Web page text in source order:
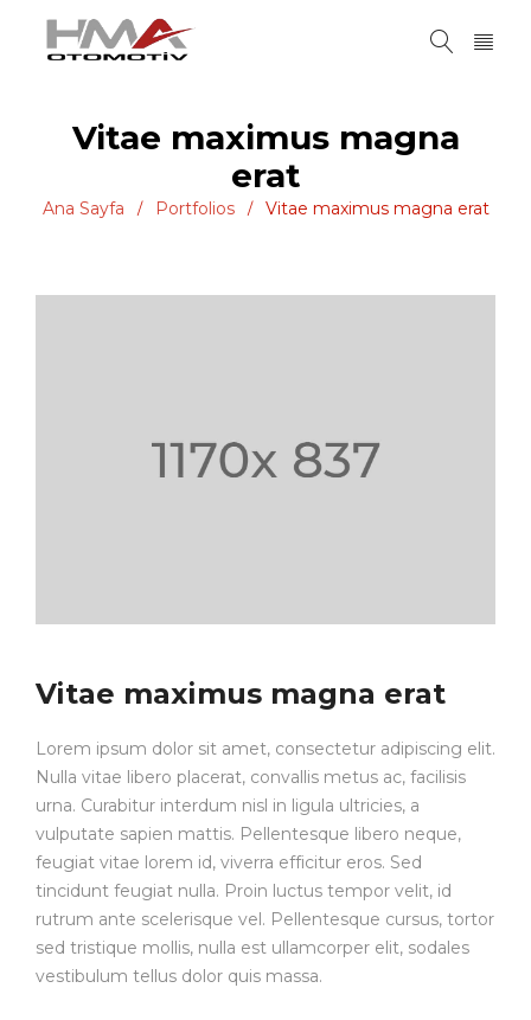
Vitae maximus magna
erat
Ana Sayfa / Portfolios / Vitae maximus magna erat
Vitae maximus magna erat
Lorem ipsum dolor sit amet, consectetur adipiscing elit.
Nulla vitae libero placerat, convallis metus ac, facilisis
urna. Curabitur interdum nisl in ligula ultricies, a
vulputate sapien mattis. Pellentesque libero neque,
feugiat vitae lorem id, viverra efficitur eros. Sed
tincidunt feugiat nulla. Proin luctus tempor velit, id
rutrum ante scelerisque vel. Pellentesque cursus, tortor
sed tristique mollis, nulla est ullamcorper elit, sodales
vestibulum tellus dolor quis massa.